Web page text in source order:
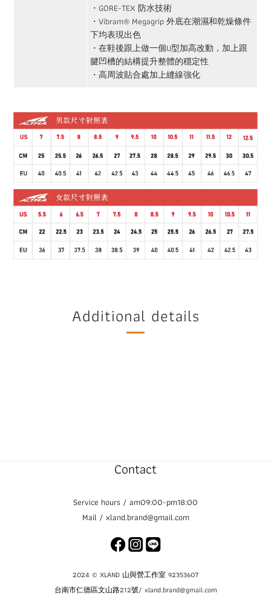
・GORE-TEX 防水技術
・Vibram® Megagrip 外底在潮濕和乾燥條件
下均表現出色
・在鞋後跟上做一個U型加高改動，加上跟
腱凹槽的結構提升整體的穩定性
・高周波貼合處加上縫線強化
Additional details
Contact
Service hours / am09:00-pm18:00
Mail / xland.brand@gmail.com
2024 © XLAND 山與營工作室 92353607
台南市仁德區文山路212號/ xland.brand@gmail.com